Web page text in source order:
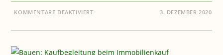
KOMMENTARE DEAKTIVIERTFÜR
ERKENNE
?
3. DEZEMBER 2020